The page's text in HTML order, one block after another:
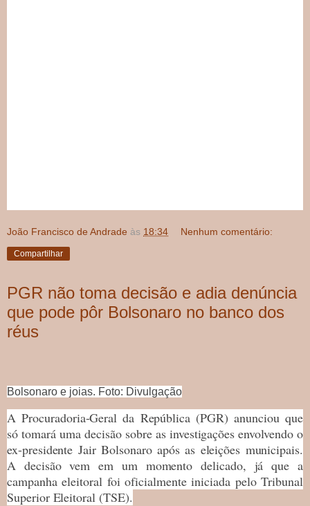
João Francisco de Andrade às 18:34 Nenhum comentário:
Compartilhar
PGR não toma decisão e adia denúncia
que pode pôr Bolsonaro no banco dos
réus
Bolsonaro e joias. Foto: Divulgação
A Procuradoria-Geral da República (PGR) anunciou que
só tomará uma decisão sobre as investigações envolvendo o
ex-presidente Jair Bolsonaro após as eleições municipais.
A decisão vem em um momento delicado, já que a
campanha eleitoral foi oficialmente iniciada pelo Tribunal
Superior Eleitoral (TSE).